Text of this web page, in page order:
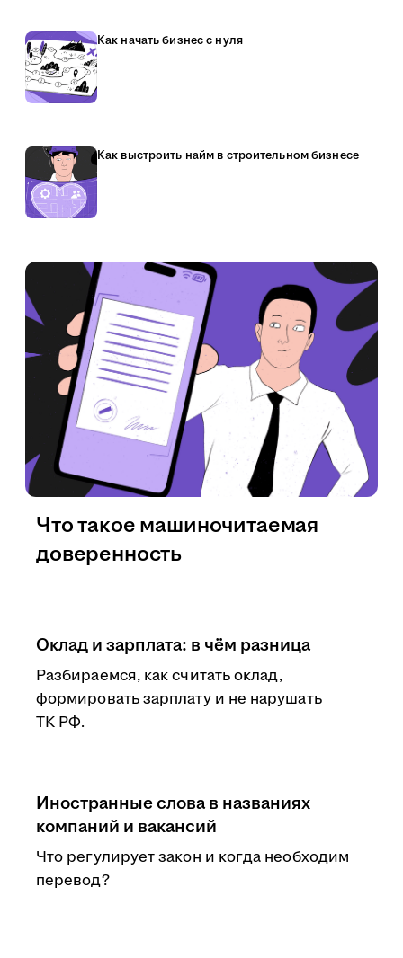
Как начать бизнес с нуля
Как выстроить найм в строительном бизнесе
Оклад и зарплата: в чём разница
Разбираемся, как считать оклад,
формировать зарплату и не нарушать
ТК РФ.
Иностранные слова в названиях
компаний и вакансий
Что регулирует закон и когда необходим
перевод?
Что такое машиночитаемая
доверенность